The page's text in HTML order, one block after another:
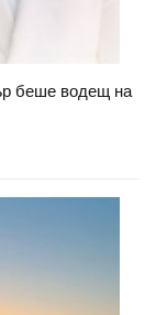
беше водещ на